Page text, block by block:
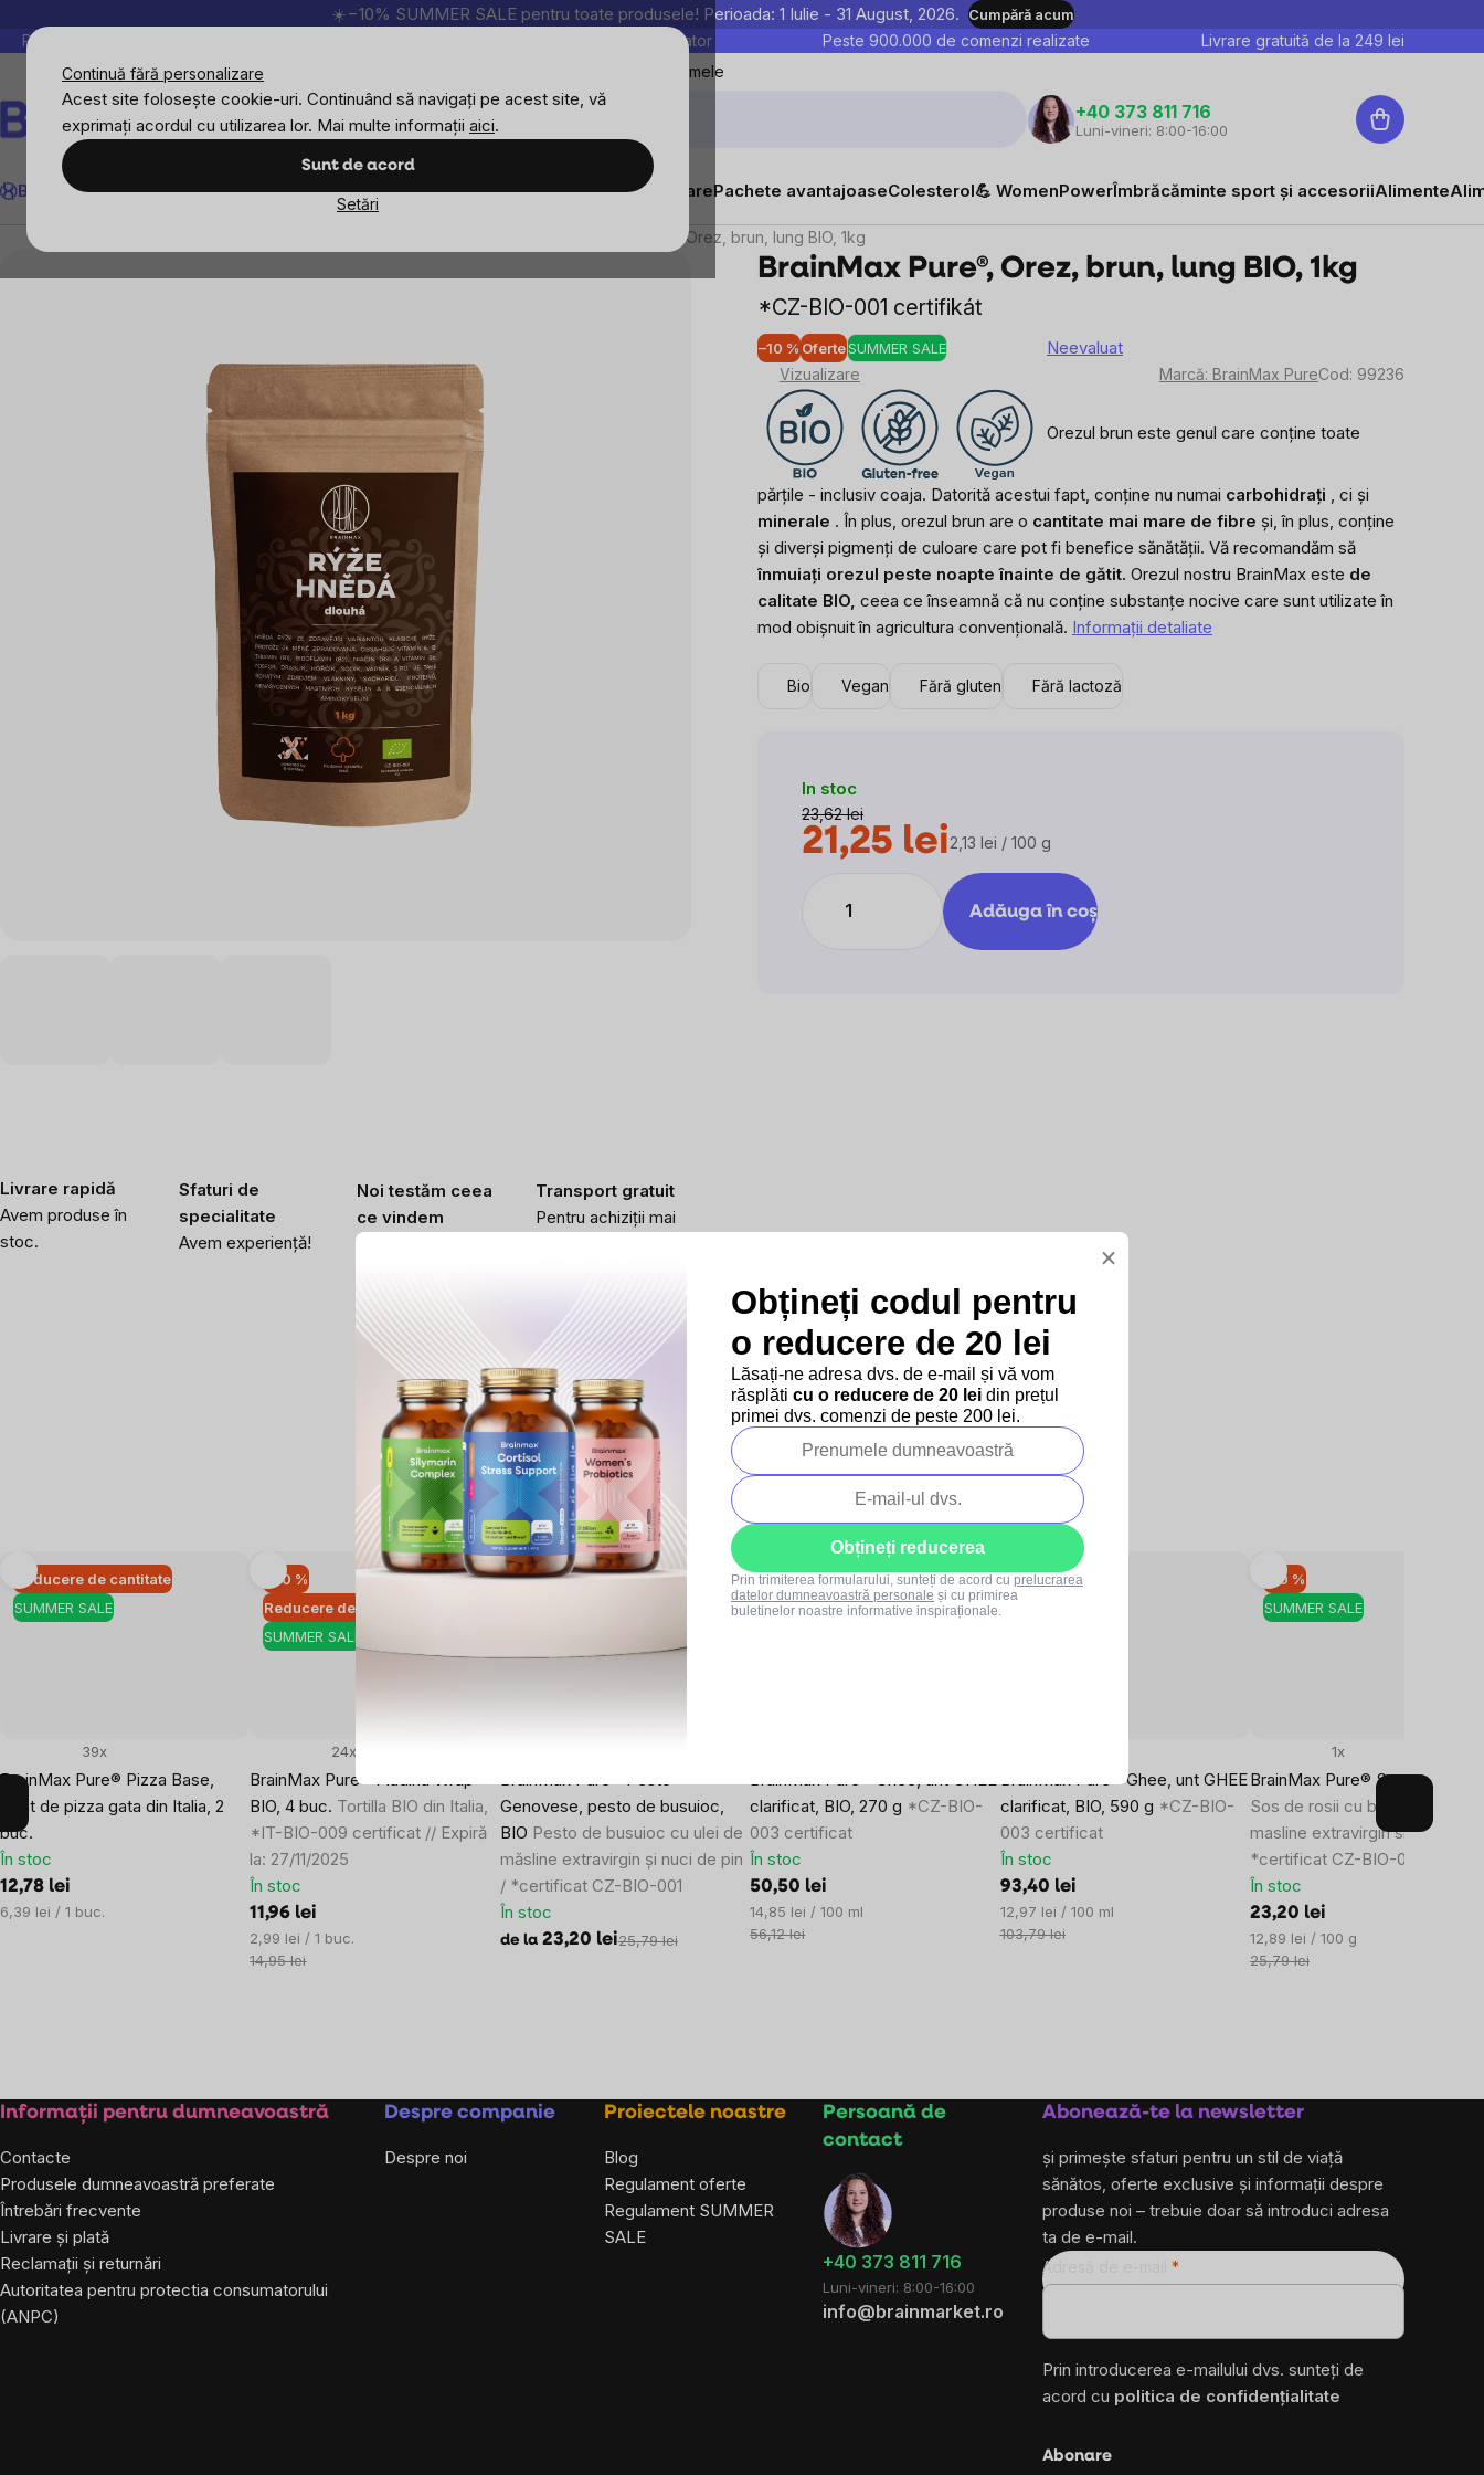
Continuă fără personalizare
Acest site folosește cookie-uri. Continuând să navigați pe acest site, vă
exprimați acordul cu utilizarea lor. Mai multe informații aici.
Sunt de acord
Setări
☀️−10% SUMMER SALE pentru toate produsele! Perioada: 1 Iulie - 31 August, 2026. Cumpără acum
Peste 200.000 de recenzii verificate Produsele noastre sunt testate în laborator Peste 900.000 de comenzi realizate Livrare gratuită de la 249 lei
Favoritele mele
Căutare
+40 373 811 716
Luni-vineri: 8:00-16:00
Coş
de
BrainMax
SportImunitateFemeiBărbațiCopiiObiectiveNoutățiSuplimente alimentarePachete avantajoaseColesterol💪 WomenPowerÎmbrăcăminte sport și accesoriiAlimente
BrainMax Pure®, Orez, brun, lung BIO, 1kg
BrainMax Pure®, Orez, brun, lung BIO, 1kg
*CZ-BIO-001 certifikát
–10 % OferteSUMMER SALE
Evaluarea
medie
produsului
este
0,0
din
5
stele.
Neevaluat
Livrare rapidă
Avem produse în
stoc.
Sfaturi de
specialitate
Avem experiență!
Noi testăm ceea
ce vindem
Verificăm calitatea
Transport gratuit
Pentru achiziții mai
Vizualizare Marcă: BrainMax PureCod: 99236
Orezul brun este genul care conține toate
părțile - inclusiv coaja. Datorită acestui fapt, conține nu numai carbohidrați , ci și
minerale . În plus, orezul brun are o cantitate mai mare de fibre și, în plus, conține
și diverși pigmenți de culoare care pot fi benefice sănătății. Vă recomandăm să
înmuiați orezul peste noapte înainte de gătit. Orezul nostru BrainMax este de
calitate BIO, ceea ce înseamnă că nu conține substanțe nocive care sunt utilizate în
mod obișnuit în agricultura convențională. Informaţii detaliate
Bio Vegan Fără gluten Fără lactoză
In stoc
23,62 lei
21,25 leiEvaluare
preţ:
2,13 lei / 100 g
Adăuga în coş
Produse asociate
Reducere de cantitate
SUMMER SALE
BrainMax Pure® Pizza Base,
aluat de pizza gata din Italia, 2
buc.
39x
În stoc
12,78 lei
Evaluare
6,39 lei / 1 buc.
Reducere de cantitate
SUMMER SALE
–20 %
BrainMax Pure® Piadina Wrap
BIO, 4 buc. Tortilla BIO din Italia,
*IT-BIO-009 certificat // Expiră
la: 27/11/2025
24x
În stoc
11,96 lei
Evaluare
preţ:
2,99 lei / 1 buc.
14,95 lei
Mai multe variante
BrainMax Pure® Pesto
Genovese, pesto de busuioc,
BIO Pesto de busuioc cu ulei de
măsline extravirgin și nuci de pin
/ *certificat CZ-BIO-001
În stoc
de la23,20 lei25,79 lei
SUMMER SALE
–10 %
BrainMax Pure® Ghee, unt GHEE
clarificat, BIO, 270 g *CZ-BIO-
003 certificat
În stoc
50,50 lei
Evaluare
preţ:
14,85 lei / 100 ml
56,12 lei
–10 %
BrainMax Pure® Ghee, unt GHEE
clarificat, BIO, 590 g *CZ-BIO-
003 certificat
În stoc
93,40 lei
Evaluare
preţ:
12,97 lei / 100 ml
103,79 lei
SUMMER SALE
–10 %
BrainMax Pure® Sugo, BIO,
Sos de rosii cu busuioc, ulei de
masline extravirgin si masline /
*certificat CZ-BIO-001
1x
În stoc
23,20 lei
Evaluare
preţ:
12,89 lei / 100 g
25,79 lei
Subsol
Informații pentru dumneavoastră
Contacte
Produsele dumneavoastră preferate
Întrebări frecvente
Livrare și plată
Reclamații și returnări
Autoritatea pentru protectia consumatorului
(ANPC)
Despre companie
Despre noi
Proiectele noastre
Blog
Regulament oferte
Regulament SUMMER
SALE
Persoană de
contact
+40 373 811 716
Luni-vineri: 8:00-16:00
info@brainmarket.ro
Abonează-te la newsletter
și primește sfaturi pentru un stil de viață
sănătos, oferte exclusive și informații despre
produse noi – trebuie doar să introduci adresa
ta de e-mail.
Adresă de e-mail
Prin introducerea e-mailului dvs. sunteți de
acord cu politica de confidențialitate
Abonare
×
Obțineți codul pentru
o reducere de 20 lei
Lăsați-ne adresa dvs. de e-mail și vă vom
răsplăti cu o reducere de 20 lei din prețul
primei dvs. comenzi de peste 200 lei.
Obțineți reducerea
Prin trimiterea formularului, sunteți de acord cu prelucrarea
datelor dumneavoastră personale și cu primirea
buletinelor noastre informative inspiraționale.